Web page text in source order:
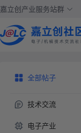
嘉立创产业服务站群
全部帖子
技术交流
电子产业